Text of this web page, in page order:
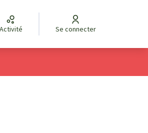
Activité Se connecter